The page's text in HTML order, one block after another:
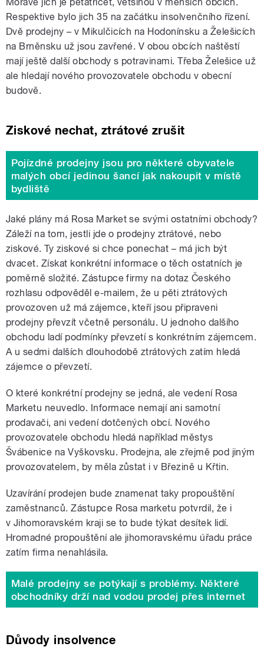
Respektive bylo jich 35 na začátku insolvenčního řízení.
Dvě prodejny – v Mikulčicích na Hodonínsku a Želešicích
na Brněnsku už jsou zavřené. V obou obcích naštěstí
mají ještě další obchody s potravinami. Třeba Želešice už
ale hledají nového provozovatele obchodu v obecní
budově.
Ziskové nechat, ztrátové zrušit
Pojízdné prodejny jsou pro některé obyvatele
malých obcí jedinou šancí jak nakoupit v místě
bydliště
Jaké plány má Rosa Market se svými ostatními obchody?
Záleží na tom, jestli jde o prodejny ztrátové, nebo
ziskové. Ty ziskové si chce ponechat – má jich být
dvacet. Získat konkrétní informace o těch ostatních je
poměrně složité. Zástupce firmy na dotaz Českého
rozhlasu odpověděl e-mailem, že u pěti ztrátových
provozoven už má zájemce, kteří jsou připraveni
prodejny převzít včetně personálu. U jednoho dalšího
obchodu ladí podmínky převzetí s konkrétním zájemcem.
A u sedmi dalších dlouhodobě ztrátových zatím hledá
zájemce o převzetí.
O které konkrétní prodejny se jedná, ale vedení Rosa
Marketu neuvedlo. Informace nemají ani samotní
prodavači, ani vedení dotčených obcí. Nového
provozovatele obchodu hledá například městys
Švábenice na Vyškovsku. Prodejna, ale zřejmě pod jiným
provozovatelem, by měla zůstat i v Březině u Křtin.
Uzavírání prodejen bude znamenat taky propouštění
zaměstnanců. Zástupce Rosa marketu potvrdil, že i
v Jihomoravském kraji se to bude týkat desítek lidí.
Hromadné propouštění ale jihomoravskému úřadu práce
zatím firma nenahlásila.
Malé prodejny se potýkají s problémy. Některé
obchodníky drží nad vodou prodej přes internet
Důvody insolvence